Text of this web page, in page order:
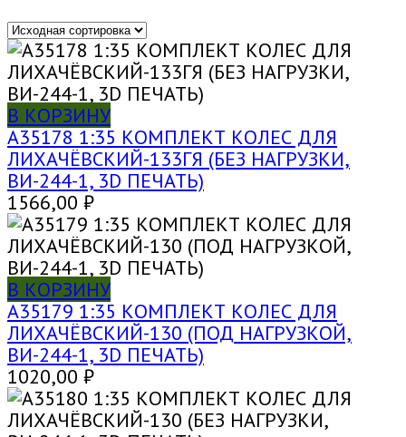
В КОРЗИНУ
A35178 1:35 КОМПЛЕКТ КОЛЕС ДЛЯ
ЛИХАЧЁВСКИЙ-133ГЯ (БЕЗ НАГРУЗКИ,
ВИ-244-1, 3D ПЕЧАТЬ)
1566,00 ₽
В КОРЗИНУ
A35179 1:35 КОМПЛЕКТ КОЛЕС ДЛЯ
ЛИХАЧЁВСКИЙ-130 (ПОД НАГРУЗКОЙ,
ВИ-244-1, 3D ПЕЧАТЬ)
1020,00 ₽